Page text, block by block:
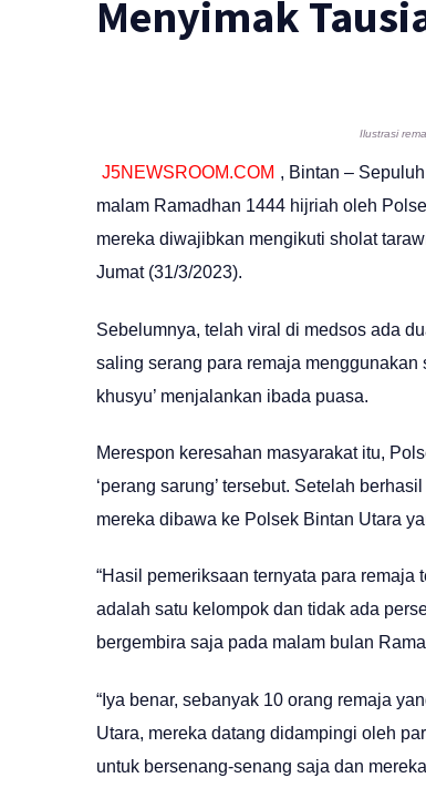
Menyimak
Ilustrasi
J5NEWSROOM.COM , Bintan –
malam Ramadhan 1444 hijriah oleh
mereka diwajibkan mengikuti sholat
Jumat (31/3/2023).
Sebelumnya, telah viral di medsos ada
saling serang para remaja
khusyu’ menjalankan ibada puasa.
Merespon keresahan masyarakat itu,
‘perang sarung’ tersebut. Setelah
mereka dibawa ke Polsek Bintan Utara
“Hasil pemeriksaan ternyata para
adalah satu kelompok dan tidak ada
bergembira saja pada malam bulan
“Iya benar, sebanyak 10 orang remaja
Utara, mereka datang didampingi oleh
untuk bersenang-senang saja dan